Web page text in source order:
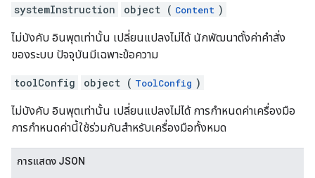
systemInstruction object ( Content )
ไม่บังคับ อินพุตเท่านั้น เปลี่ยนแปลงไม่ได้ นักพัฒนาตั้งค่าคำสั่ง
ของระบบ ปัจจุบันมีเฉพาะข้อความ
toolConfig object ( ToolConfig )
ไม่บังคับ อินพุตเท่านั้น เปลี่ยนแปลงไม่ได้ การกำหนดค่าเครื่องมือ
การกำหนดค่านี้ใช้ร่วมกันสำหรับเครื่องมือทั้งหมด
การแสดง JSON